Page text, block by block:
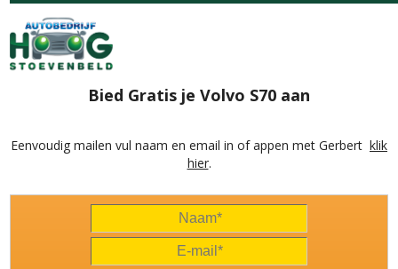
Bied Gratis je Volvo S70 aan
Eenvoudig mailen vul naam en email in of appen met Gerbert klik
hier.